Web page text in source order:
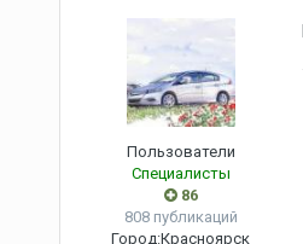
Пользователи
Специалисты
86
808 публикаций
Город:Красноярск